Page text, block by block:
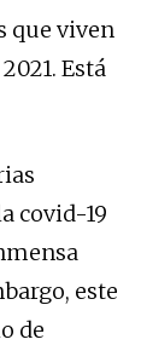
que viven
Está
covid-19
este
de